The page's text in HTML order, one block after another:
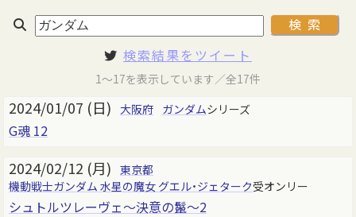
検索結果をツイート
1～17を表示しています／全17件
2024/01/07 (日) 大阪府 ガンダムシリーズ
G魂 12
2024/02/12 (月) 東京都
機動戦士ガンダム 水星の魔女 グエル・ジェターク受オンリー
シュトルツレーヴェ～決意の鬣～2